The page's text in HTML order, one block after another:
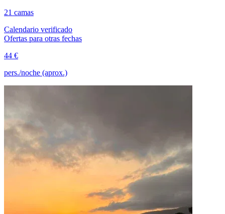
21 camas
Calendario verificado
Ofertas para otras fechas
44 €
pers./noche (aprox.)